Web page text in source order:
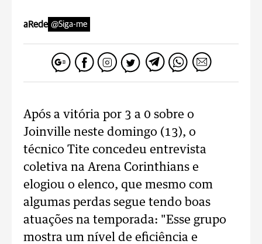
aRede @Siga-me
Após a vitória por 3 a 0 sobre o
Joinville neste domingo (13), o
técnico Tite concedeu entrevista
coletiva na Arena Corinthians e
elogiou o elenco, que mesmo com
algumas perdas segue tendo boas
atuações na temporada: "Esse grupo
mostra um nível de eficiência e